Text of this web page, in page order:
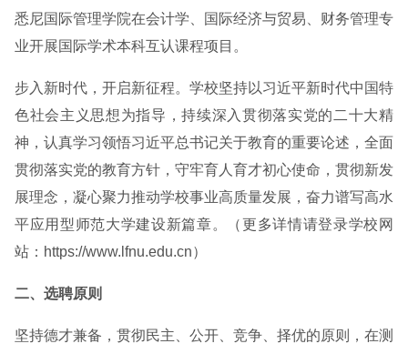
悉尼国际管理学院在会计学、国际经济与贸易、财务管理专
业开展国际学术本科互认课程项目。
步入新时代，开启新征程。学校坚持以习近平新时代中国特
色社会主义思想为指导，持续深入贯彻落实党的二十大精
神，认真学习领悟习近平总书记关于教育的重要论述，全面
贯彻落实党的教育方针，守牢育人育才初心使命，贯彻新发
展理念，凝心聚力推动学校事业高质量发展，奋力谱写高水
平应用型师范大学建设新篇章。（更多详情请登录学校网
站：https://www.lfnu.edu.cn）
二、选聘原则
坚持德才兼备，贯彻民主、公开、竞争、择优的原则，在测